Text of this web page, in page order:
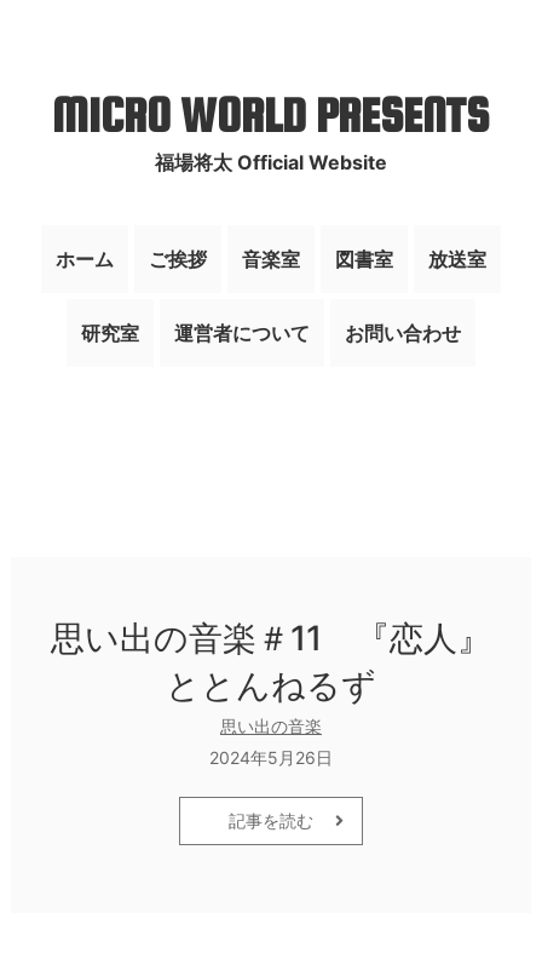
MICRO WORLD PRESENTS
福場将太 Official Website
ホーム ご挨拶 音楽室 図書室 放送室
研究室 運営者について お問い合わせ
思い出の音楽＃11 『恋人』
ととんねるず
思い出の音楽
2024年5月26日
記事を読む